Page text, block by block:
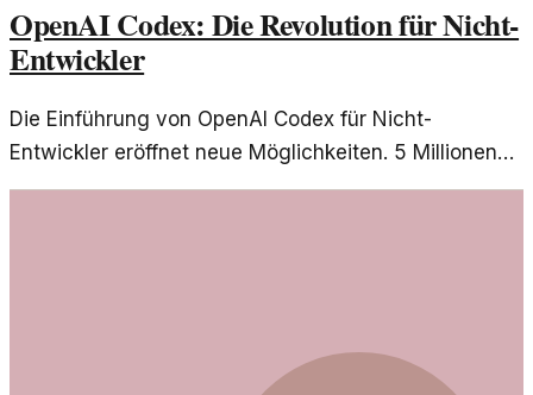
OpenAI Codex: Die Revolution für Nicht-
Entwickler
Die Einführung von OpenAI Codex für Nicht-
Entwickler eröffnet neue Möglichkeiten. 5 Millionen
Nutzer profitieren jetzt von einfacher